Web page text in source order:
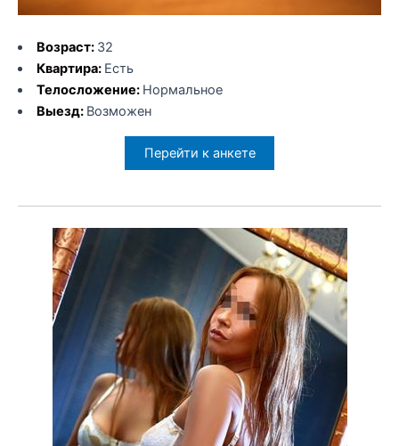
Возраст: 32
Квартира: Есть
Телосложение: Нормальное
Выезд: Возможен
Перейти к анкете